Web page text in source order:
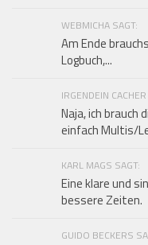
WEBMICHA SAGT:
Am Ende
Logbuch,...
IRGENDEIN
Naja, ich brauch
einfach Multis/
KARL MAGS SAGT:
Eine klare und
bessere Zeiten.
GUIDO BECKERS